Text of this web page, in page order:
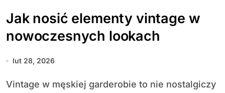
Jak nosić elementy vintage w
nowoczesnych lookach
lut 28, 2026
Vintage w męskiej garderobie to nie nostalgiczy